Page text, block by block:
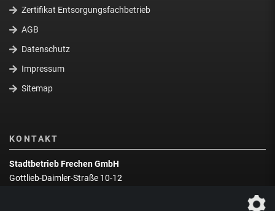
Zertifikat Entsorgungsfachbetrieb
AGB
Datenschutz
Impressum
Sitemap
KONTAKT
Stadtbetrieb Frechen GmbH
Gottlieb-Daimler-Straße 10-12